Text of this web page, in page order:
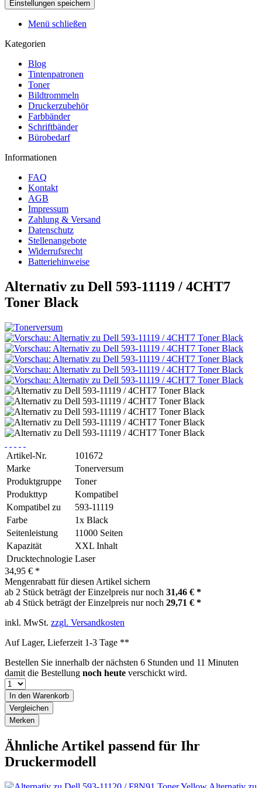
Menü schließen
Kategorien
Blog
Tintenpatronen
Toner
Bildtrommeln
Druckerzubehör
Farbbänder
Schriftbänder
Bürobedarf
Informationen
FAQ
Kontakt
AGB
Impressum
Zahlung & Versand
Datenschutz
Stellenangebote
Widerrufsrecht
Batteriehinweise
Alternativ zu Dell 593-11119 / 4CHT7
Toner Black
Artikel-Nr.
101672
Marke
Tonerversum
Produktgruppe
Toner
Produkttyp
Kompatibel
Kompatibel zu
593-11119
Farbe
1x Black
Seitenleistung
11000 Seiten
Kapazität
XXL Inhalt
Drucktechnologie Laser
34,95 € *
Mengenrabatt für diesen Artikel sichern
ab 2 Stück beträgt der Einzelpreis nur noch 31,46 € *
ab 4 Stück beträgt der Einzelpreis nur noch 29,71 € *
inkl. MwSt. zzgl. Versandkosten
Auf Lager, Lieferzeit 1-3 Tage **
Bestellen Sie innerhalb der nächsten 6 Stunden und 11 Minuten
damit die Bestellung noch heute verschickt wird.
In den Warenkorb
Vergleichen
Merken
Ähnliche Artikel passend für Ihr
Druckermodell